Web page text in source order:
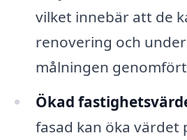
vilket innebär att de
renovering och
målningen
Ökad
fasad kan öka värdet